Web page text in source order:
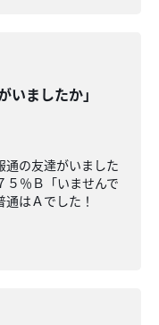
いましたか」
通の友達がいました
５％Ｂ「いませんで
はＡでした！